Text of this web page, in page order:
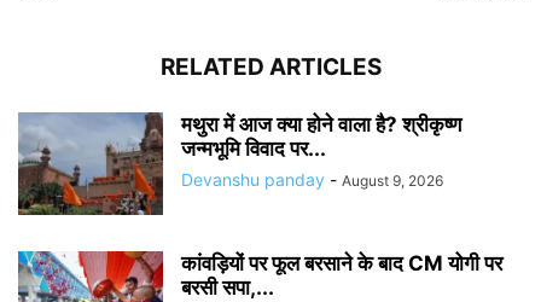
RELATED ARTICLES
मथुरा में आज क्या होने वाला है? श्रीकृष्ण
जन्मभूमि विवाद पर...
Devanshu panday - August 9, 2026
कांवड़ियों पर फूल बरसाने के बाद CM योगी पर
बरसी सपा,...